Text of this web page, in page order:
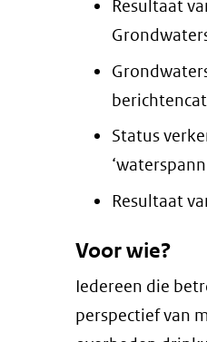
Resultaat
Status
Resultaat
Voor wie?
Iedereen die
perspectief van